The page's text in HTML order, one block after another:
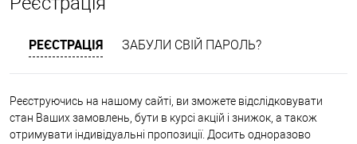
РЕЄСТРАЦІЯ ЗАБУЛИ СВІЙ ПАРОЛЬ?
Реєструючись на нашому сайті, ви зможете відслідковувати
стан Ваших замовлень, бути в курсі акцій і знижок, а також
отримувати індивідуальні пропозиції. Досить одноразово